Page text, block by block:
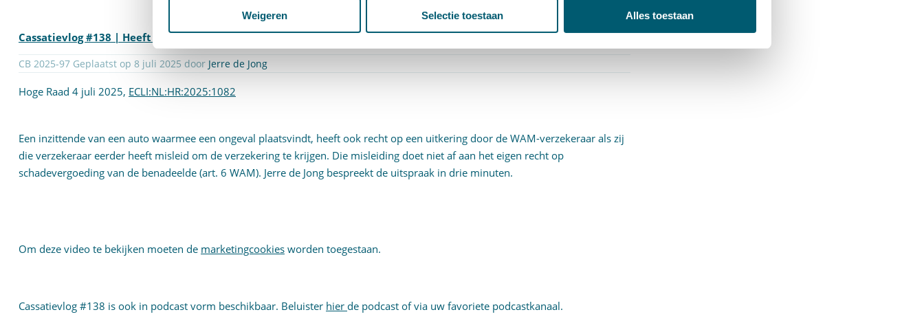
Weigeren Selectie toestaan Alles toestaan
Cassatievlog #138 | Heeft een frauderend slachtoffer recht op een WAM-uitkering?
CB 2025-97 Geplaatst op 8 juli 2025 door Jerre de Jong
Hoge Raad 4 juli 2025, ECLI:NL:HR:2025:1082
Een inzittende van een auto waarmee een ongeval plaatsvindt, heeft ook recht op een uitkering door de WAM-verzekeraar als zij
die verzekeraar eerder heeft misleid om de verzekering te krijgen. Die misleiding doet niet af aan het eigen recht op
schadevergoeding van de benadeelde (art. 6 WAM). Jerre de Jong bespreekt de uitspraak in drie minuten.
Om deze video te bekijken moeten de marketingcookies worden toegestaan.
Cassatievlog #138 is ook in podcast vorm beschikbaar. Beluister hier de podcast of via uw favoriete podcastkanaal.